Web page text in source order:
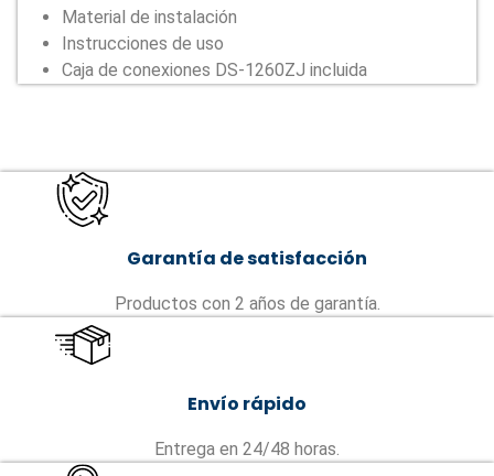
Material de instalación
Instrucciones de uso
Caja de conexiones DS-1260ZJ incluida
Garantía de satisfacción
Productos con 2 años de garantía.
Envío rápido
Entrega en 24/48 horas.